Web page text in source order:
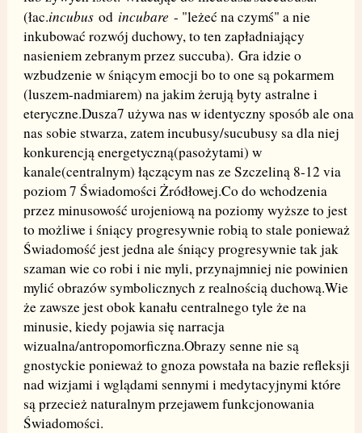
(łac.incubusod incubare - "leżeć na czymś" a nie
inkubować rozwój duchowy, to ten zapładniający
nasieniem zebranym przez succuba). Gra idzie o
wzbudzenie w śniącym emocji bo to one są pokarmem
(luszem-nadmiarem) na jakim żerują byty astralne i
eteryczne.Dusza7 używa nas w identyczny sposób ale ona
nas sobie stwarza, zatem incubusy/sucubusy sa dla niej
konkurencją energetyczną(pasożytami) w
kanale(centralnym) łączącym nas ze Szczeliną 8-12 via
poziom 7 Świadomości Żródłowej.Co do wchodzenia
przez minusowość urojeniową na poziomy wyższe to jest
to możliwe i śniący progresywnie robią to stale ponieważ
Świadomość jest jedna ale śniący progresywnie tak jak
szaman wie co robi i nie myli, przynajmniej nie powinien
mylić obrazów symbolicznych z realnością duchową.Wie
że zawsze jest obok kanału centralnego tyle że na
minusie, kiedy pojawia się narracja
wizualna/antropomorficzna.Obrazy senne nie są
gnostyckie ponieważ to gnoza powstała na bazie refleksji
nad wizjami i wglądami sennymi i medytacyjnymi które
są przecież naturalnym przejawem funkcjonowania
Świadomości.